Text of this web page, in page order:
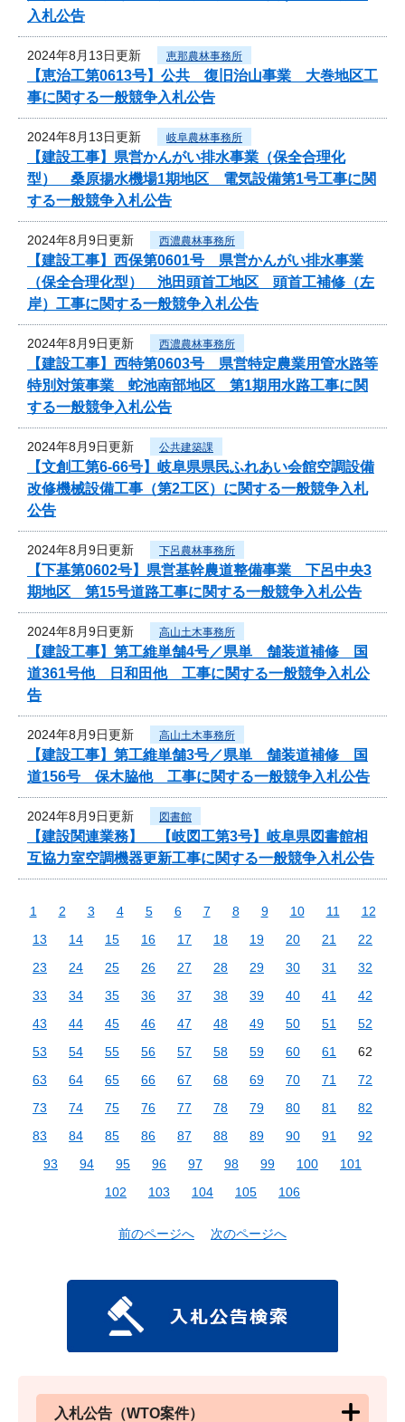
入札公告
2024年8月13日更新 恵那農林事務所
【恵治工第0613号】公共 復旧治山事業 大巻地区工
事に関する一般競争入札公告
2024年8月13日更新 岐阜農林事務所
【建設工事】県営かんがい排水事業（保全合理化
型） 桑原揚水機場1期地区 電気設備第1号工事に関
する一般競争入札公告
2024年8月9日更新 西濃農林事務所
【建設工事】西保第0601号 県営かんがい排水事業
（保全合理化型） 池田頭首工地区 頭首工補修（左
岸）工事に関する一般競争入札公告
2024年8月9日更新 西濃農林事務所
【建設工事】西特第0603号 県営特定農業用管水路等
特別対策事業 蛇池南部地区 第1期用水路工事に関
する一般競争入札公告
2024年8月9日更新 公共建築課
【文創工第6-66号】岐阜県県民ふれあい会館空調設備
改修機械設備工事（第2工区）に関する一般競争入札
公告
2024年8月9日更新 下呂農林事務所
【下基第0602号】県営基幹農道整備事業 下呂中央3
期地区 第15号道路工事に関する一般競争入札公告
2024年8月9日更新 高山土木事務所
【建設工事】第工維単舗4号／県単 舗装道補修 国
道361号他 日和田他 工事に関する一般競争入札公
告
2024年8月9日更新 高山土木事務所
【建設工事】第工維単舗3号／県単 舗装道補修 国
道156号 保木脇他 工事に関する一般競争入札公告
2024年8月9日更新 図書館
【建設関連業務】 【岐図工第3号】岐阜県図書館相
互協力室空調機器更新工事に関する一般競争入札公告
1 2 3 4 5 6 7 8 9 10 11
12
13
14 15 16 17 18 19 20 21
22
23
24 25 26 27 28 29 30 31
32
33
34 35 36 37 38 39 40 41
42
43
44 45 46 47 48 49 50 51
52
53
54 55 56 57 58 59 60 61
62
63
64 65 66 67 68 69 70 71
72
73
74 75 76 77 78 79 80 81
82
83
84 85 86 87 88 89 90 91
92
93
94 95 96 97 98 99 100
101
102
103 104 105 106
前のページへ 次のページへ
入札公告（WTO案件）